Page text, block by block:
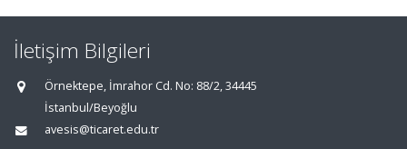
İletişim Bilgileri
Örnektepe, İmrahor Cd. No: 88/2, 34445
İstanbul/Beyoğlu
avesis@ticaret.edu.tr